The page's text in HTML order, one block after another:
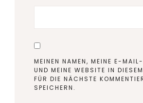
MEINEN NAMEN, MEINE E-
UND MEINE WEBSITE IN
FÜR DIE NÄCHSTE
SPEICHERN.